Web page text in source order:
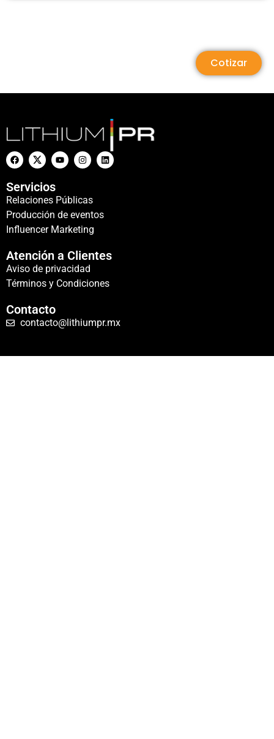
Cotizar
Servicios
Relaciones Públicas
Producción de eventos
Influencer Marketing
Atención a Clientes
Aviso de privacidad
Términos y Condiciones
Contacto
contacto@lithiumpr.mx